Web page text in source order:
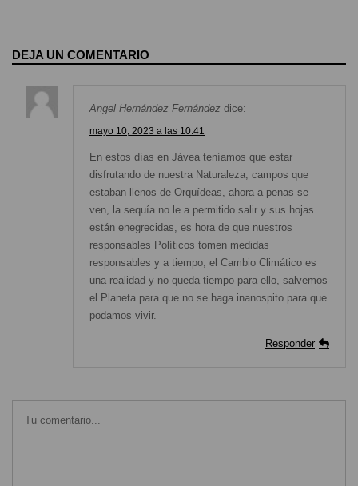
DEJA UN COMENTARIO
Angel Hernández Fernández dice:
mayo 10, 2023 a las 10:41
En estos días en Jávea teníamos que estar
disfrutando de nuestra Naturaleza, campos que
estaban llenos de Orquídeas, ahora a penas se
ven, la sequía no le a permitido salir y sus hojas
están enegrecidas, es hora de que nuestros
responsables Políticos tomen medidas
responsables y a tiempo, el Cambio Climático es
una realidad y no queda tiempo para ello, salvemos
el Planeta para que no se haga inanospito para que
podamos vivir.
Responder